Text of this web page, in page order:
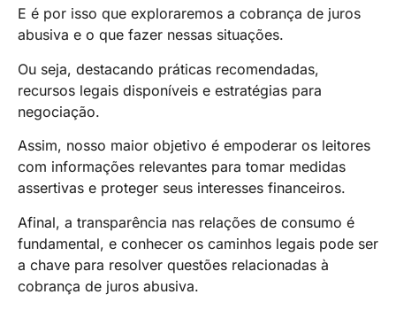
E é por isso que exploraremos a cobrança de juros
abusiva e o que fazer nessas situações.
Ou seja, destacando práticas recomendadas,
recursos legais disponíveis e estratégias para
negociação.
Assim, nosso maior objetivo é empoderar os leitores
com informações relevantes para tomar medidas
assertivas e proteger seus interesses financeiros.
Afinal, a transparência nas relações de consumo é
fundamental, e conhecer os caminhos legais pode ser
a chave para resolver questões relacionadas à
cobrança de juros abusiva.